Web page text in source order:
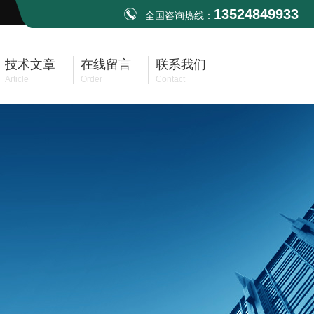
全国咨询热线： 13524849933
技术文章
Article
在线留言
Order
联系我们
Contact